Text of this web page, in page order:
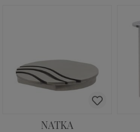
NATKA